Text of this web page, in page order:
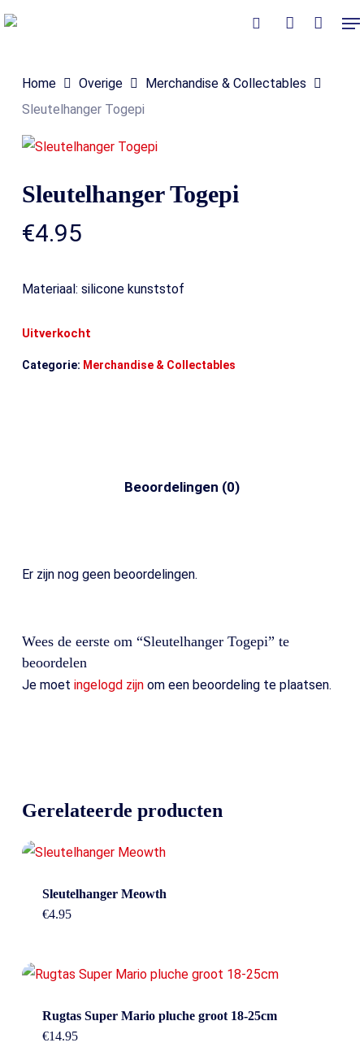
Skip
content
Home Overige
Merchandise & Collectables
Sleutelhanger Togepi
Sleutelhanger Togepi
€4.95
Materiaal: silicone kunststof
Uitverkocht
Categorie: Merchandise & Collectables
Beoordelingen (0)
Er zijn nog geen beoordelingen.
Wees de eerste om “Sleutelhanger Togepi” te
beoordelen
Je moet ingelogd zijnom een beoordeling te plaatsen.
Gerelateerde producten
Sleutelhanger Meowth
€4.95
Rugtas Super Mario pluche groot 18-25cm
€14.95